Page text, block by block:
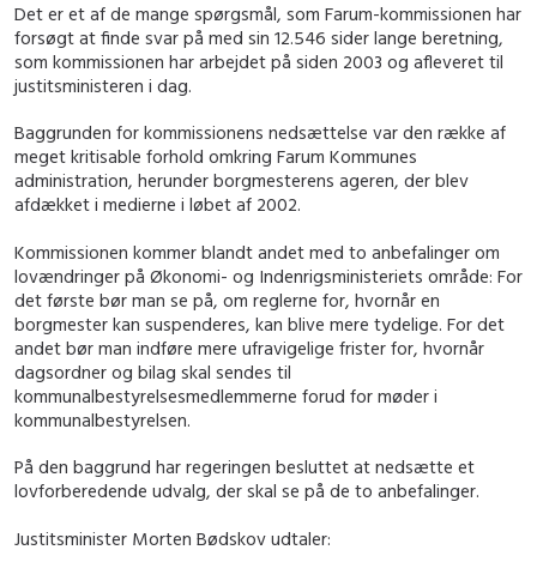
Det er et af de mange spørgsmål, som Farum-kommissionen har
forsøgt at finde svar på med sin 12.546 sider lange beretning,
som kommissionen har arbejdet på siden 2003 og afleveret til
justitsministeren i dag.
Baggrunden for kommissionens nedsættelse var den række af
meget kritisable forhold omkring Farum Kommunes
administration, herunder borgmesterens ageren, der blev
afdækket i medierne i løbet af 2002.
Kommissionen kommer blandt andet med to anbefalinger om
lovændringer på Økonomi- og Indenrigsministeriets område: For
det første bør man se på, om reglerne for, hvornår en
borgmester kan suspenderes, kan blive mere tydelige. For det
andet bør man indføre mere ufravigelige frister for, hvornår
dagsordner og bilag skal sendes til
kommunalbestyrelsesmedlemmerne forud for møder i
kommunalbestyrelsen.
På den baggrund har regeringen besluttet at nedsætte et
lovforberedende udvalg, der skal se på de to anbefalinger.
Justitsminister Morten Bødskov udtaler: